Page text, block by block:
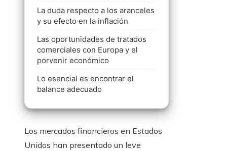
La duda respecto a los aranceles
y su efecto en la inflación
Las oportunidades de tratados
comerciales con Europa y el
porvenir económico
Lo esencial es encontrar el
balance adecuado
Los mercados financieros en Estados
Unidos han presentado un leve